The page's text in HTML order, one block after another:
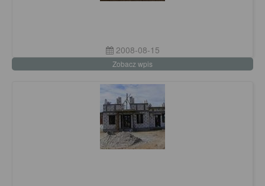
2008-08-15
Zobacz wpis